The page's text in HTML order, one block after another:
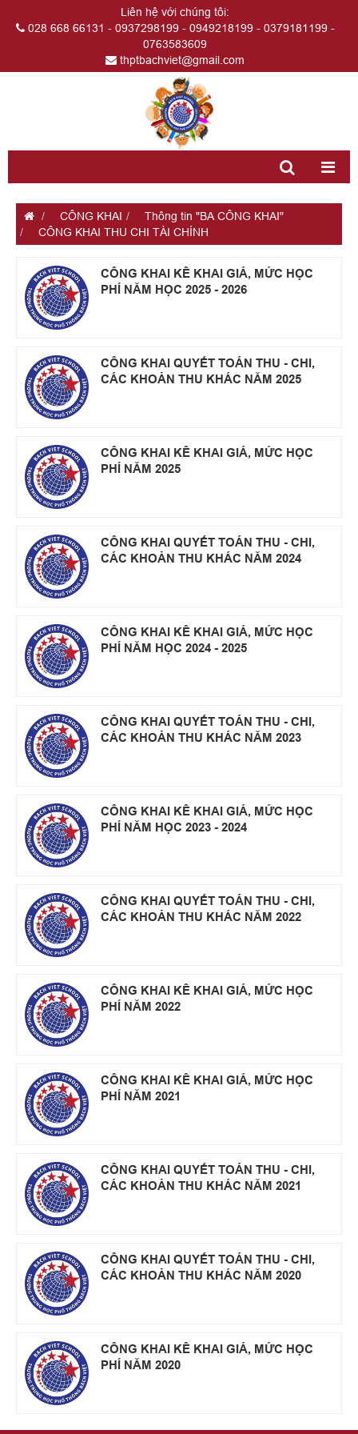
Liên hệ với chúng tôi:
028 668 66131 - 0937298199 - 0949218199 - 0379181199 -
0763583609
thptbachviet@gmail.com
CÔNG KHAI
Thông tin "BA CÔNG KHAI"
CÔNG KHAI THU CHI TÀI CHÍNH
CÔNG KHAI KÊ KHAI GIÁ, MỨC HỌC
PHÍ NĂM HỌC 2025 - 2026
CÔNG KHAI QUYẾT TOÁN THU - CHI,
CÁC KHOẢN THU KHÁC NĂM 2025
CÔNG KHAI KÊ KHAI GIÁ, MỨC HỌC
PHÍ NĂM 2025
CÔNG KHAI QUYẾT TOÁN THU - CHI,
CÁC KHOẢN THU KHÁC NĂM 2024
CÔNG KHAI KÊ KHAI GIÁ, MỨC HỌC
PHÍ NĂM HỌC 2024 - 2025
CÔNG KHAI QUYẾT TOÁN THU - CHI,
CÁC KHOẢN THU KHÁC NĂM 2023
CÔNG KHAI KÊ KHAI GIÁ, MỨC HỌC
PHÍ NĂM HỌC 2023 - 2024
CÔNG KHAI QUYẾT TOÁN THU - CHI,
CÁC KHOẢN THU KHÁC NĂM 2022
CÔNG KHAI KÊ KHAI GIÁ, MỨC HỌC
PHÍ NĂM 2022
CÔNG KHAI KÊ KHAI GIÁ, MỨC HỌC
PHÍ NĂM 2021
CÔNG KHAI QUYẾT TOÁN THU - CHI,
CÁC KHOẢN THU KHÁC NĂM 2021
CÔNG KHAI QUYẾT TOÁN THU - CHI,
CÁC KHOẢN THU KHÁC NĂM 2020
CÔNG KHAI KÊ KHAI GIÁ, MỨC HỌC
PHÍ NĂM 2020